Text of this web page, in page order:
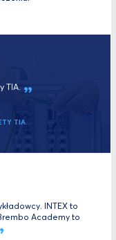
TIA.
TIA
INTEX to
Academy to